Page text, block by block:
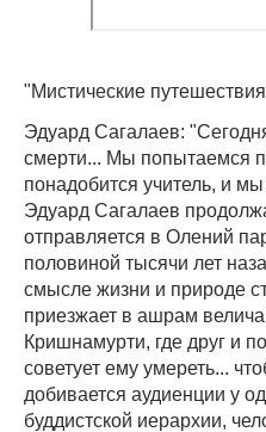
"Мистические
Эдуард Сагалаев:
смерти... Мы попытаемся
понадобится учитель, и
Эдуард Сагалаев
отправляется в Олений
половиной тысячи лет
смысле жизни и природе
приезжает в ашрам
Кришнамурти, где друг и
советует ему умереть...
добивается аудиенции у
буддистской иерархии,